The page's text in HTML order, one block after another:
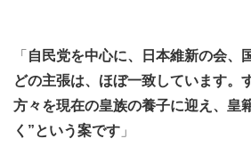
「 自民党を中心に、日本維新の会、
どの主張は、ほぼ一致しています。
方々を現在の皇族の養子に迎え、皇
く”という案です 」